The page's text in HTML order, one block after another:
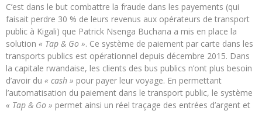
C’est dans le but combattre la fraude dans les payements (qui
faisait perdre 30 % de leurs revenus aux opérateurs de transport
public à Kigali) que Patrick Nsenga Buchana a mis en place la
solution « Tap & Go ». Ce système de paiement par carte dans les
transports publics est opérationnel depuis décembre 2015. Dans
la capitale rwandaise, les clients des bus publics n’ont plus besoin
d’avoir du « cash » pour payer leur voyage. En permettant
l’automatisation du paiement dans le transport public, le système
« Tap & Go » permet ainsi un réel traçage des entrées d’argent et